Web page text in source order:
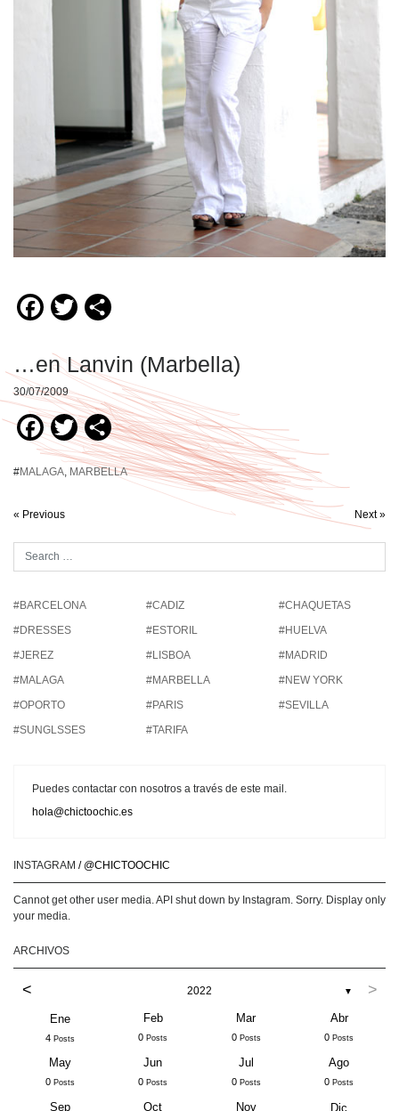
Facebook
Twitter
…en Lanvin (Marbella)
30/07/2009
Facebook
TwitterCompartir
#MALAGA MARBELLA
« Previous Next »
#BARCELONA #CADIZ
#CHAQUETAS
#DRESSES
#ESTORIL
#HUELVA
#JEREZ
#LISBOA
#MADRID
#MALAGA
#MARBELLA
#NEW YORK
#OPORTO
#PARIS
#SEVILLA
#SUNGLSSES
#TARIFA
Puedes contactar con nosotros a través de este mail.
hola@chictoochic.es
INSTAGRAM / @CHICTOOCHIC
Cannot get other user media. API shut down by Instagram. Sorry. Display only
your media.
ARCHIVOS
< 2022 ▼ >
Ene
4 Posts
Feb
0 Posts
Mar
0 Posts
Abr
0 Posts
May
0 Posts
Jun
0 Posts
Jul
0 Posts
Ago
0 Posts
Sep Oct Nov Dic